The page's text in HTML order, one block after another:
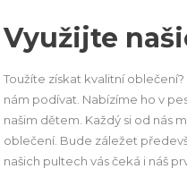
Využijte
Toužíte získat kvalitní
nám podívat. Nabízíme ho v
našim dětem. Každý si od nás
oblečení. Bude záležet
našich pultech vás čeká i náš